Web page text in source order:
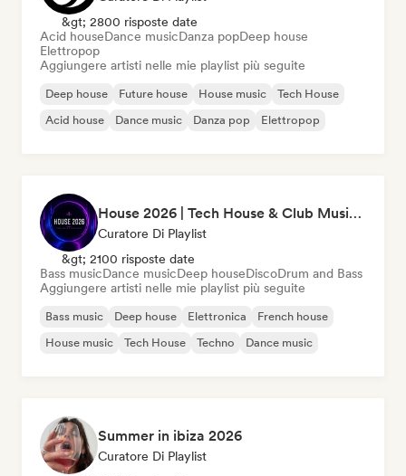
&gt; 2800 risposte date
Acid houseDance musicDanza popDeep house
Elettropop
Aggiungere artisti nelle mie playlist più seguite
Deep house Future house House music
Tech House
Acid house
Dance music Danza pop Elettropop
House 2026 | Tech House & Club Music 🔥
Curatore Di Playlist
&gt; 2100 risposte date
Bass musicDance musicDeep houseDiscoDrum and Bass
Aggiungere artisti nelle mie playlist più seguite
Bass music Deep house Elettronica
French house
House music
Tech House Techno Dance music
Summer in ibiza 2026
Curatore Di Playlist